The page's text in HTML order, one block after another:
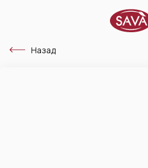
Назад